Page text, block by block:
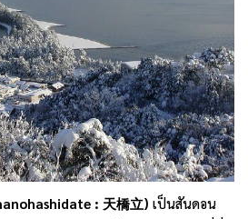
: 天橋立) เป็นสันดอน